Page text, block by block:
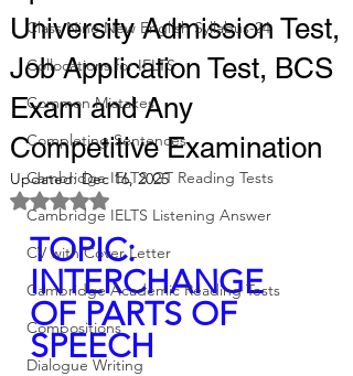
Class Nine New English Syllabus-24
Collocations for IELTS
Common Mistakes
Completing Sentences
Cambridge IELTS GT Reading Tests
Cambridge IELTS Listening Answer
CV with Cover Letter
Cambridge Academic Reading Tests
Compositions
Dialogue Writing
University Admission Test,
Job Application Test, BCS
Exam and Any
Competitive Examination
Updated:Dec 16, 2025
Rated NaN out of 5 stars.
TOPIC:
INTERCHANGE
OF PARTS OF
SPEECH